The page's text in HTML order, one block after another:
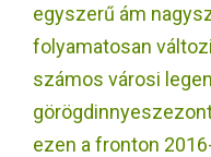
M
egyszerű ám
folyamatosan
számos városi
ezen a fronton